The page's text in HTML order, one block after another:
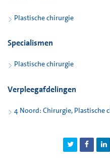
Telefoon: 0183 – 644441
Plastische chirurgie
Specialismen
Plastische chirurgie
Verpleegafdelingen
4 Noord: Chirurgie, Plastische